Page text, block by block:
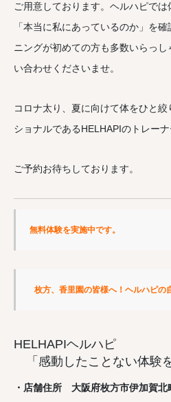
ご用意しております。ヘルハピでは
「本当に私にあっているのか」を
ニングが初めての方も多数いらっ
い合わせくださいませ。
コロナ太り、夏に向けて体をひと
ショナルであるHELHAPIのトレーナ
ご予約お待ちしております。
無料体験を実施中です。
枚方、香里園の皆様へ！ヘルハピの
HELHAPIヘルハピ
「感動したことない体験を
・店舗住所 大阪府枚方市伊加賀北